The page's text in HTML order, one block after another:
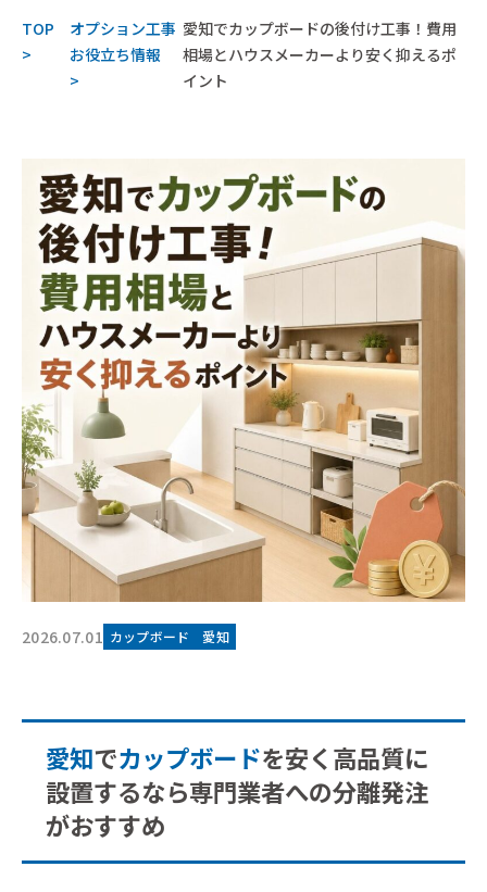
TOP
オプション工事
お役立ち情報
愛知でカップボードの後付け工事！費用
相場とハウスメーカーより安く抑えるポ
イント
2026.07.01 カップボード 愛知
愛知でカップボードを安く高品質に
設置するなら専門業者への分離発注
がおすすめ